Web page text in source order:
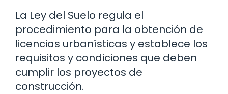
La Ley del Suelo regula el
procedimiento para la obtención de
licencias urbanísticas y establece los
requisitos y condiciones que deben
cumplir los proyectos de
construcción.